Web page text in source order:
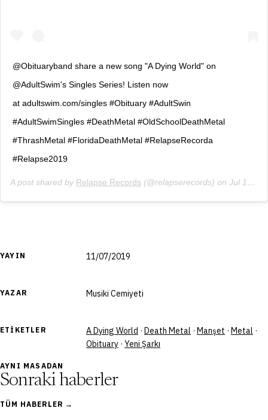
YAYIN 11/07/2019
YAZAR Musiki Cemiyeti
ETIKETLER A Dying World · Death Metal · Manşet · Metal ·
Obituary · Yeni Şarkı
@Obituaryband share a new song "A Dying World" on
@AdultSwim's Singles Series! Listen now
at adultswim.com/singles #Obituary #AdultSwin
#AdultSwimSingles #DeathMetal #OldSchoolDeathMetal
#ThrashMetal #FloridaDeathMetal #RelapseRecorda
#Relapse2019
A post shared by Relapse Records (@relapserecords) on Jul 10, 2019 at 9:12am PDT
AYNI MASADAN
Sonraki haberler
TÜM HABERLER →